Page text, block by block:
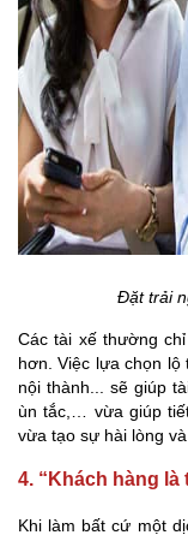
Đặt trải
Các tài xế thường
hơn. Việc lựa chọn
nội thành... sẽ giúp
ùn tắc,… vừa giúp
vừa tạo sự hài lòng
4. “Khách hàng là
Khi làm bất cứ một